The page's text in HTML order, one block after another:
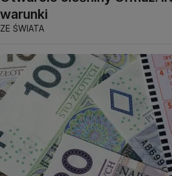
warunki
ZE ŚWIATA